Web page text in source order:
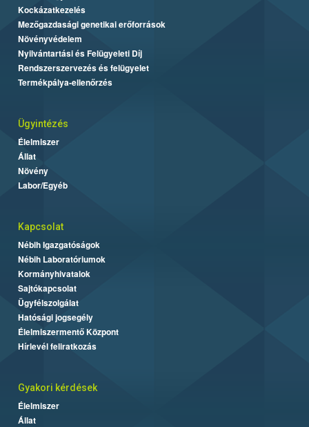
Kockázatkezelés
Mezőgazdasági genetikai erőforrások
Növényvédelem
Nyilvántartási és Felügyeleti Díj
Rendszerszervezés és felügyelet
Termékpálya-ellenőrzés
Ügyintézés
Élelmiszer
Állat
Növény
Labor/Egyéb
Kapcsolat
Nébih Igazgatóságok
Nébih Laboratóriumok
Kormányhivatalok
Sajtókapcsolat
Ügyfélszolgálat
Hatósági jogsegély
Élelmiszermentő Központ
Hírlevél feliratkozás
Gyakori kérdések
Élelmiszer
Állat